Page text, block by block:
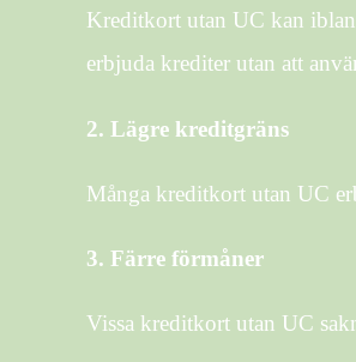
Kreditkort utan UC kan
erbjuda krediter utan att
2. Lägre kreditgräns
Många kreditkort utan UC
3. Färre förmåner
Vissa kreditkort utan UC